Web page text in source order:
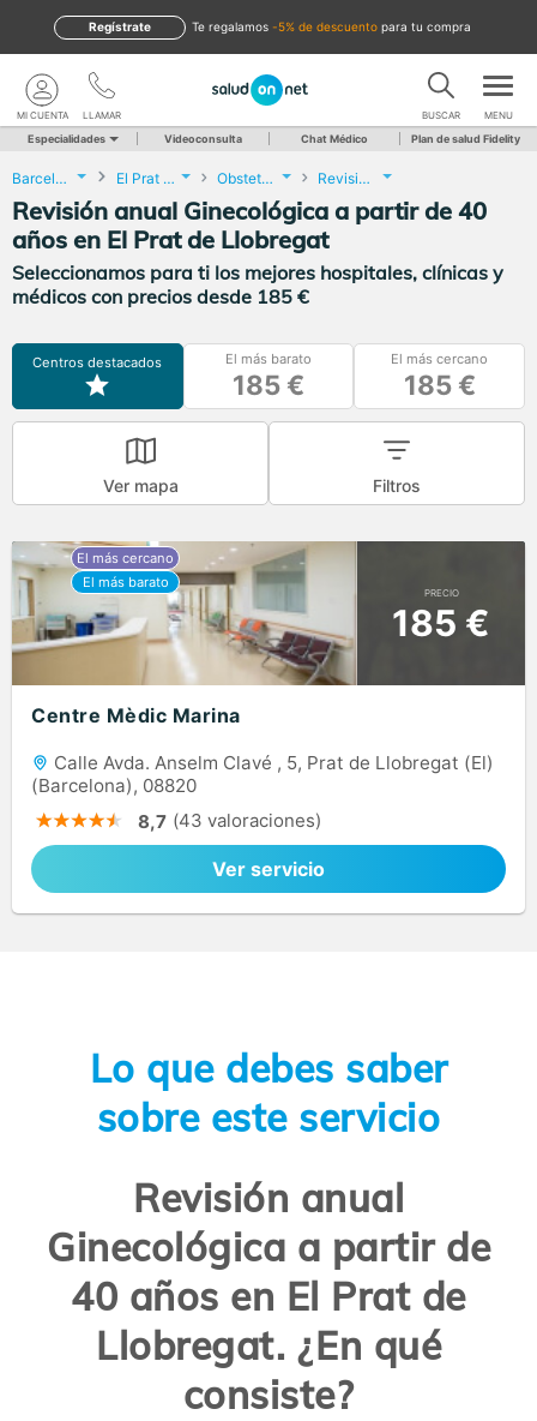
te regalamos -5% de descuento para tu compra
Regístrate
LLAMAR
MI CUENTA BUSCAR MENU
Especialidades Videoconsulta Chat Médico Plan de salud Fidelity
Barcelona El Prat de Llobregat Obstetricia y Ginecología Revisión anual Ginecológica a partir de 40 años
Revisión anual Ginecológica a partir de 40
años en El Prat de Llobregat
Seleccionamos para ti los mejores hospitales, clínicas y
médicos con precios desde 185 €
Centros destacados El más barato
185 €
El más cercano
185 €
Ver mapa Filtros
PRECIO
185 €
Centre Mèdic Marina
Calle Avda. Anselm Clavé , 5, Prat de Llobregat (El)
(Barcelona), 08820
8,7 (43 valoraciones)
Ver servicio
Lo que debes saber
sobre este servicio
Revisión anual
Ginecológica a partir de
40 años en El Prat de
Llobregat. ¿En qué
consiste?